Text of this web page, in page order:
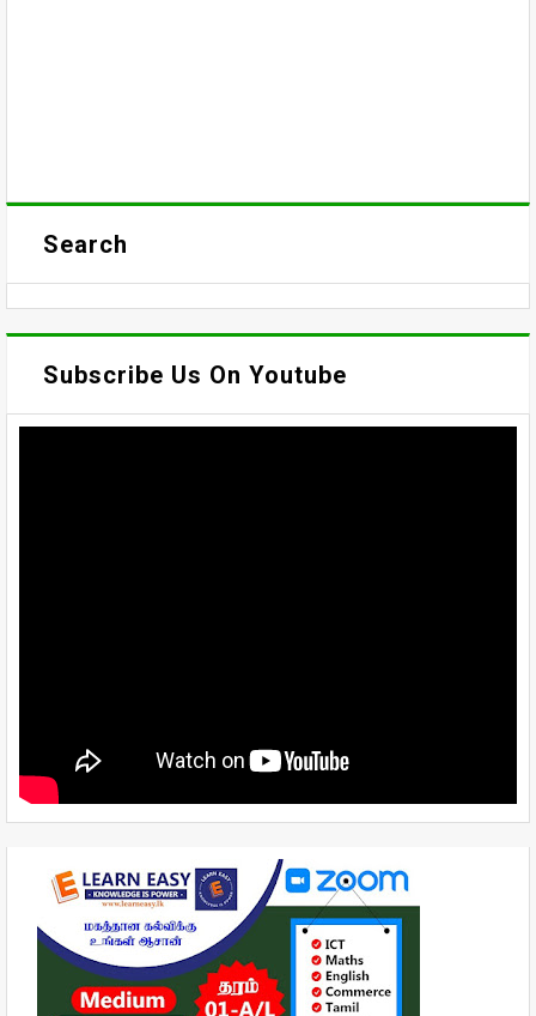
Search
Subscribe Us On Youtube